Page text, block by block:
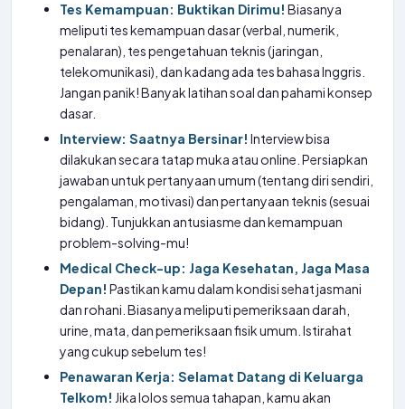
Tes Kemampuan: Buktikan Dirimu! Biasanya
meliputi tes kemampuan dasar (verbal, numerik,
penalaran), tes pengetahuan teknis (jaringan,
telekomunikasi), dan kadang ada tes bahasa Inggris.
Jangan panik! Banyak latihan soal dan pahami konsep
dasar.
Interview: Saatnya Bersinar! Interview bisa
dilakukan secara tatap muka atau online. Persiapkan
jawaban untuk pertanyaan umum (tentang diri sendiri,
pengalaman, motivasi) dan pertanyaan teknis (sesuai
bidang). Tunjukkan antusiasme dan kemampuan
problem-solving-mu!
Medical Check-up: Jaga Kesehatan, Jaga Masa
Depan! Pastikan kamu dalam kondisi sehat jasmani
dan rohani. Biasanya meliputi pemeriksaan darah,
urine, mata, dan pemeriksaan fisik umum. Istirahat
yang cukup sebelum tes!
Penawaran Kerja: Selamat Datang di Keluarga
Telkom! Jika lolos semua tahapan, kamu akan